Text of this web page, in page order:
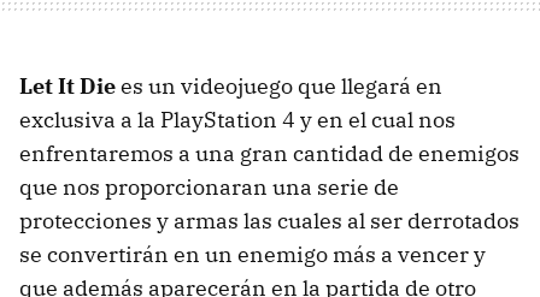
Let It Diees un videojuego que llegará en
exclusiva a la PlayStation 4 y en el cual nos
enfrentaremos a una gran cantidad de enemigos
que nos proporcionaran una serie de
protecciones y armas las cuales al ser derrotados
se convertirán en un enemigo más a vencer y
que además aparecerán en la partida de otro